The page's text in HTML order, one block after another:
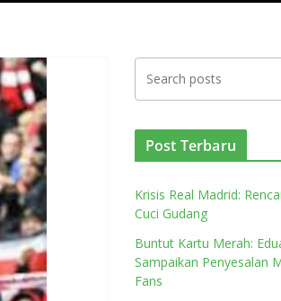
Post Terbaru
Krisis Real Madrid:
Cuci Gudang
Buntut Kartu Merah:
Sampaikan Penyesalan
Fans